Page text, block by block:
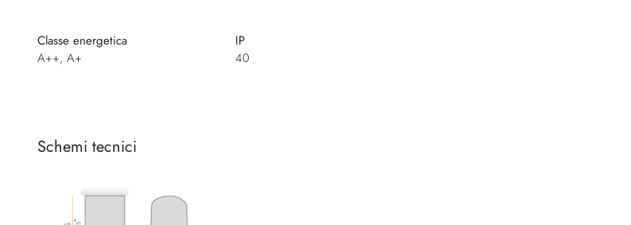
Classe energetica
A++, A+
IP
40
Schemi tecnici